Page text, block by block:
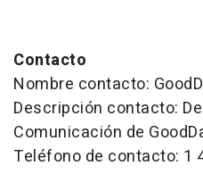
Contacto
Nombre contacto:
Descripción contacto:
Comunicación de
Teléfono de contacto: 1